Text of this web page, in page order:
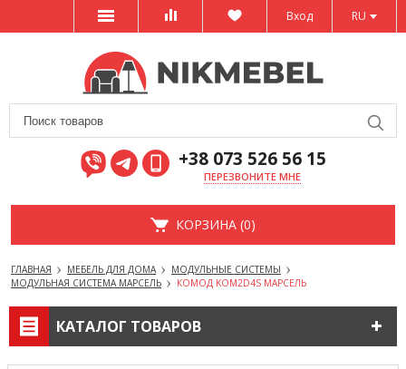
RU
Вход
+38 073 526 56 15
ПЕРЕЗВОНИТЕ МНЕ
КОРЗИНА (0)
ГЛАВНАЯ МЕБЕЛЬ ДЛЯ ДОМА
МОДУЛЬНЫЕ СИСТЕМЫ
МОДУЛЬНАЯ СИСТЕМА МАРСЕЛЬ
КОМОД KOM2D4S МАРСЕЛЬ
КАТАЛОГ ТОВАРОВ